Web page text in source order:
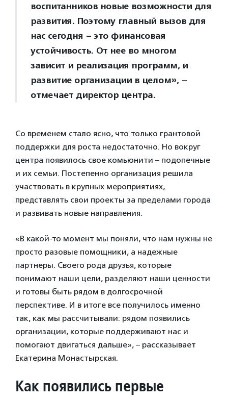
воспитанников новые возможности для
развития. Поэтому главный вызов для
нас сегодня – это финансовая
устойчивость. От нее во многом
зависит и реализация программ, и
развитие организации в целом», –
отмечает директор центра.
Со временем стало ясно, что только грантовой
поддержки для роста недостаточно. Но вокруг
центра появилось свое комьюнити – подопечные
и их семьи. Постепенно организация решила
участвовать в крупных мероприятиях,
представлять свои проекты за пределами города
и развивать новые направления.
«В какой-то момент мы поняли, что нам нужны не
просто разовые помощники, а надежные
партнеры. Своего рода друзья, которые
понимают наши цели, разделяют наши ценности
и готовы быть рядом в долгосрочной
перспективе. И в итоге все получилось именно
так, как мы рассчитывали: рядом появились
организации, которые поддерживают нас и
помогают двигаться дальше», – рассказывает
Екатерина Монастырская.
Как появились первые